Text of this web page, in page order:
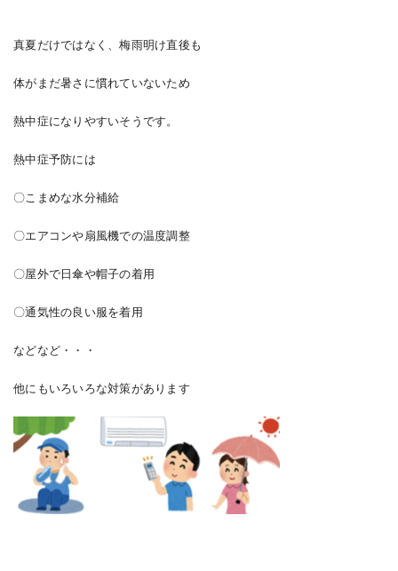
真夏だけではなく、梅雨明け直後も
体がまだ暑さに慣れていないため
熱中症になりやすいそうです。
熱中症予防には
〇こまめな水分補給
〇エアコンや扇風機での温度調整
〇屋外で日傘や帽子の着用
〇通気性の良い服を着用
などなど・・・
他にもいろいろな対策があります